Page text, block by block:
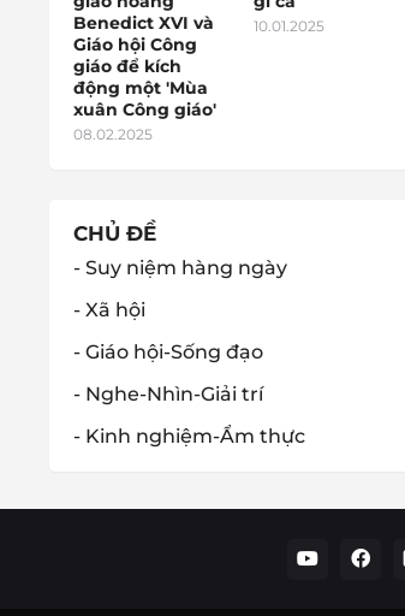
Benedict XVI và
Giáo hội Công
giáo để kích
động một 'Mùa
xuân Công giáo'
08.02.2025
10.01.2025
CHỦ ĐỀ
- Suy niệm hàng ngày
- Xã hội
- Giáo hội-Sống đạo
- Nghe-Nhìn-Giải trí
- Kinh nghiệm-Ẩm thực